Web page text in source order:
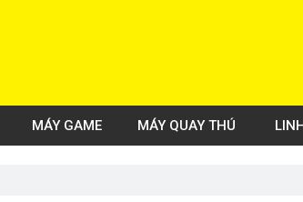
MÁY GAME MÁY QUAY THÚ